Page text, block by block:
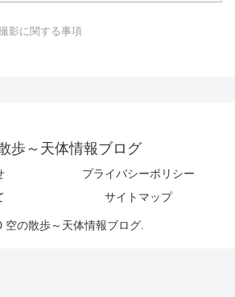
影に関する事項
歩～天体情報ブログ
プライバシーポリシー
サイトマップ
空の散歩～天体情報ブログ.